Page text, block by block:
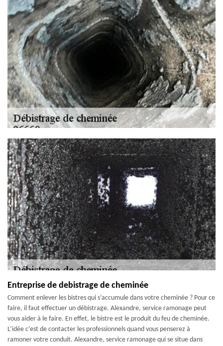
Entreprise de debistrage de cheminée
Comment enlever les bistres qui s’accumule dans votre cheminée ? Pour ce
faire, il faut effectuer un débistrage. Alexandre, service ramonage peut
vous aider à le faire. En effet, le bistre est le produit du feu de cheminée.
L’idée c’est de contacter les professionnels quand vous penserez à
ramoner votre conduit. Alexandre, service ramonage qui se situe dans